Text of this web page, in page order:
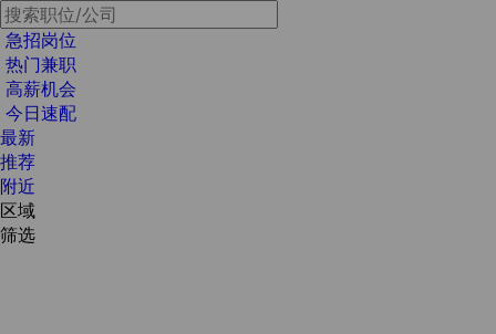
急招岗位
热门兼职
高薪机会
今日速配
最新
推荐
附近
区域
筛选